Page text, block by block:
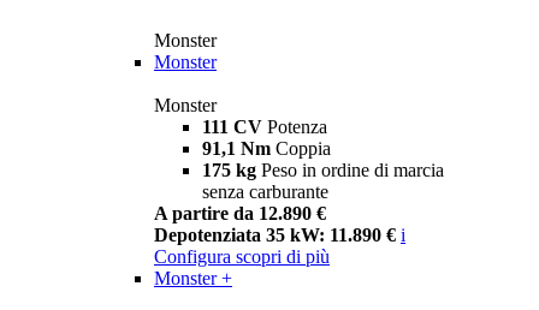
Monster
Monster
Monster
111 CV Potenza
91,1 Nm Coppia
175 kg Peso in ordine di marcia
senza carburante
A partire da 12.890 €
Depotenziata 35 kW: 11.890 € i
Configura scopri di più
Monster +